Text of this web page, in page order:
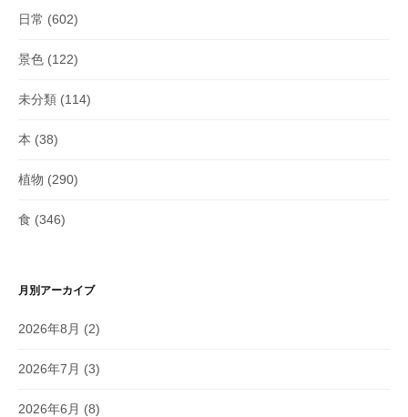
日常 (602)
景色 (122)
未分類 (114)
本 (38)
植物 (290)
食 (346)
月別アーカイブ
2026年8月 (2)
2026年7月 (3)
2026年6月 (8)